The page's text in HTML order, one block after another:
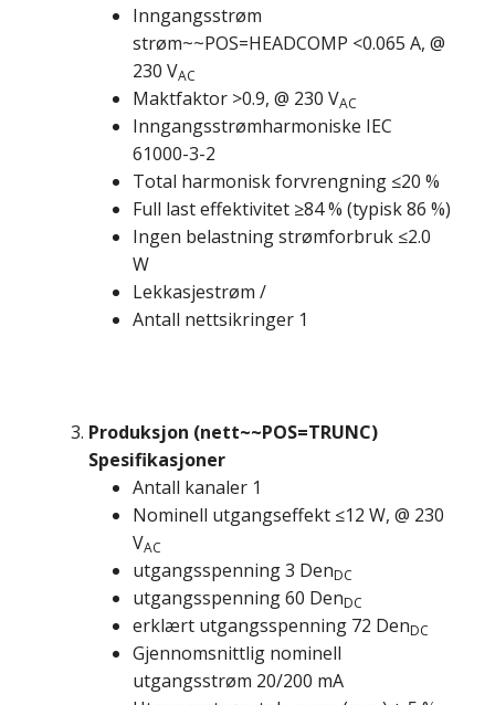
Inngangsstrøm
strøm~~POS=HEADCOMP <0.065 A, @
230 VAC
Maktfaktor >0.9, @ 230 VAC
Inngangsstrømharmoniske IEC
61000-3-2
Total harmonisk forvrengning ≤20 %
Full last effektivitet ≥84 % (typisk 86 %)
Ingen belastning strømforbruk ≤2.0
W
Lekkasjestrøm /
Antall nettsikringer 1
Produksjon (nett~~POS=TRUNC)
Spesifikasjoner
Antall kanaler 1
Nominell utgangseffekt ≤12 W, @ 230
VAC
utgangsspenning 3 DenDC
utgangsspenning 60 DenDC
erklært utgangsspenning 72 DenDC
Gjennomsnittlig nominell
utgangsstrøm 20/200 mA